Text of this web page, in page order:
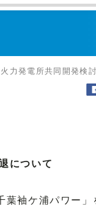
力発電所共同開発検
について
袖ケ浦パワー」